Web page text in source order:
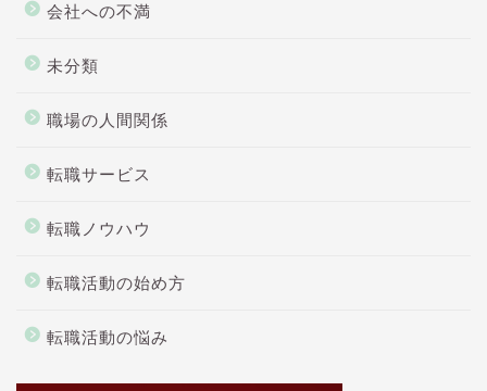
会社への不満
未分類
職場の人間関係
転職サービス
転職ノウハウ
転職活動の始め方
転職活動の悩み